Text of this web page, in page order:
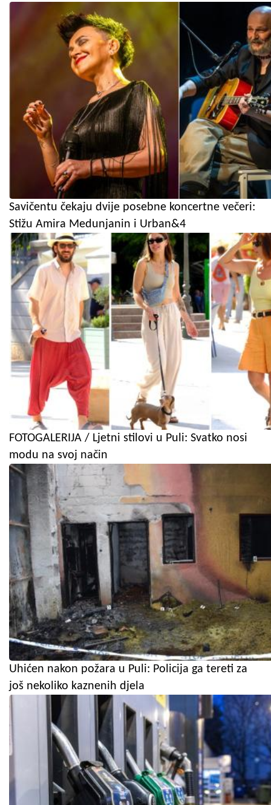
Savičentu čekaju dvije posebne koncertne večeri:
Stižu Amira Medunjanin i Urban&4
FOTOGALERIJA / Ljetni stilovi u Puli: Svatko nosi
modu na svoj način
Uhićen nakon požara u Puli: Policija ga tereti za
još nekoliko kaznenih djela